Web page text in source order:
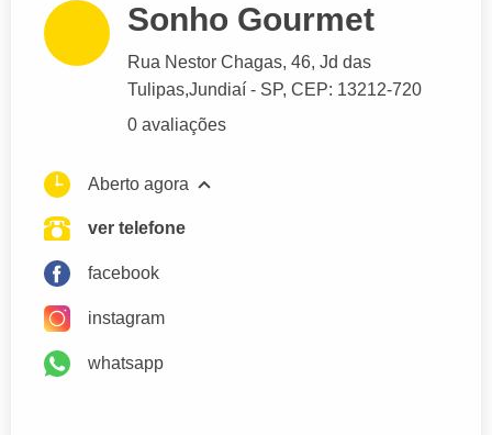
Sonho Gourmet
Rua Nestor Chagas, 46, Jd das
Tulipas,Jundiaí - SP, CEP: 13212-720
0 avaliações
Aberto agora
ver telefone
facebook
instagram
whatsapp